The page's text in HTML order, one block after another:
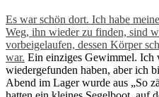
Es war schön dort. Ich habe
Weg, ihn wieder zu finden, sind
vorbeigelaufen, dessen Körper
war. Ein einziges Gewimmel.
wiedergefunden haben, aber ich
Abend im Lager wurde aus „So